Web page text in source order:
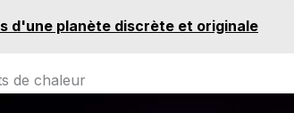
d'une planète discrète et originale
de chaleur